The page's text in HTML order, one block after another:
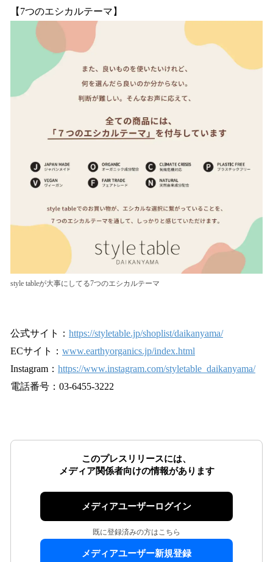
【7つのエシカルテーマ】
style tableが大事にしてる7つのエシカルテーマ
公式サイト： https://styletable.jp/shoplist/daikanyama/
ECサイト： www.earthyorganics.jp/index.html
Instagram： https://www.instagram.com/styletable_daikanyama/
電話番号：03-6455-3222
このプレスリリースには、
メディア関係者向けの情報があります
メディアユーザーログイン
既に登録済みの方はこちら
メディアユーザー新規登録